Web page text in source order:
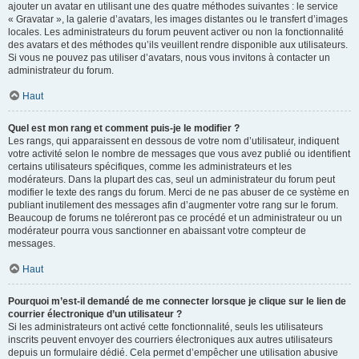
ajouter un avatar en utilisant une des quatre méthodes suivantes : le service
« Gravatar », la galerie d’avatars, les images distantes ou le transfert d’images
locales. Les administrateurs du forum peuvent activer ou non la fonctionnalité
des avatars et des méthodes qu’ils veuillent rendre disponible aux utilisateurs.
Si vous ne pouvez pas utiliser d’avatars, nous vous invitons à contacter un
administrateur du forum.
Haut
Quel est mon rang et comment puis-je le modifier ?
Les rangs, qui apparaissent en dessous de votre nom d’utilisateur, indiquent
votre activité selon le nombre de messages que vous avez publié ou identifient
certains utilisateurs spécifiques, comme les administrateurs et les
modérateurs. Dans la plupart des cas, seul un administrateur du forum peut
modifier le texte des rangs du forum. Merci de ne pas abuser de ce système en
publiant inutilement des messages afin d’augmenter votre rang sur le forum.
Beaucoup de forums ne toléreront pas ce procédé et un administrateur ou un
modérateur pourra vous sanctionner en abaissant votre compteur de
messages.
Haut
Pourquoi m’est-il demandé de me connecter lorsque je clique sur le lien de
courrier électronique d’un utilisateur ?
Si les administrateurs ont activé cette fonctionnalité, seuls les utilisateurs
inscrits peuvent envoyer des courriers électroniques aux autres utilisateurs
depuis un formulaire dédié. Cela permet d’empêcher une utilisation abusive